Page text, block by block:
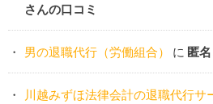
さんの口コミ
男の退職代行（労働組合） に 匿
川越みずほ法律会計の退職代行サ